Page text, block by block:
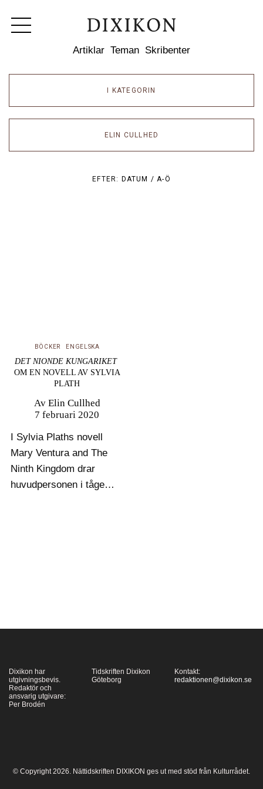
Artiklar Teman Skribenter
I KATEGORIN
ELIN CULLHED
EFTER: DATUM /A-Ö
BÖCKER ENGELSKA
DET NIONDE KUNGARIKET
OM EN NOVELL AV SYLVIA
PLATH
Av Elin Cullhed
7 februari 2020
I Sylvia Plaths novell
Mary Ventura and The
Ninth Kingdom drar
huvudpersonen i tågets
Dixikon har
utgivningsbevis.
Redaktör och
ansvarig utgivare:
Per Brodén
Tidskriften Dixikon
Göteborg
Kontakt:
redaktionen@dixikon.se
© Copyright 2026. Nättidskriften DIXIKON ges ut med stöd från Kulturrådet.